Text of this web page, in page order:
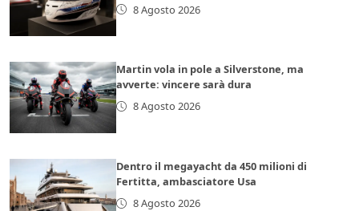
8 Agosto 2026
Martin vola in pole a Silverstone, ma
avverte: vincere sarà dura
8 Agosto 2026
Dentro il megayacht da 450 milioni di
Fertitta, ambasciatore Usa
8 Agosto 2026